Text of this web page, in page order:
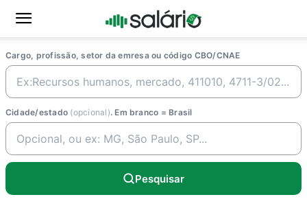
Cargo, profissão, setor da emresa ou código CBO/CNAE
Cidade/estado (opcional). Em branco = Brasil
Pesquisar